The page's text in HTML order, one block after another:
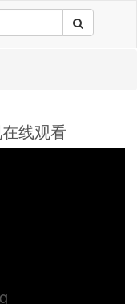
线观看